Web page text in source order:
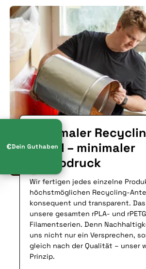
Maximaler
Anteil – minimaler
Fußabdruck
Wir fertigen jedes einzelne
höchstmöglichen Recycling-
konsequent und transparent.
unsere gesamten rPLA- und
Filamentserien. Denn
uns nicht nur ein Versprechen,
gleich nach der Qualität – unser
Prinzip.
♻︎
€ Dein Guthaben
€
€
€